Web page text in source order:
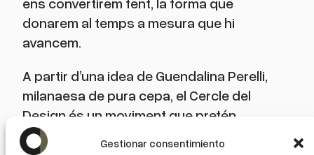
Gestionar consentimiento
donarem al temps a mesura que hi
avancem.
A partir d’una idea de Guendalina Perelli,
milanaesa de pura cepa, el Cercle del
Design és un moviment que pretén
construir el futur del disseny a Barcelona.